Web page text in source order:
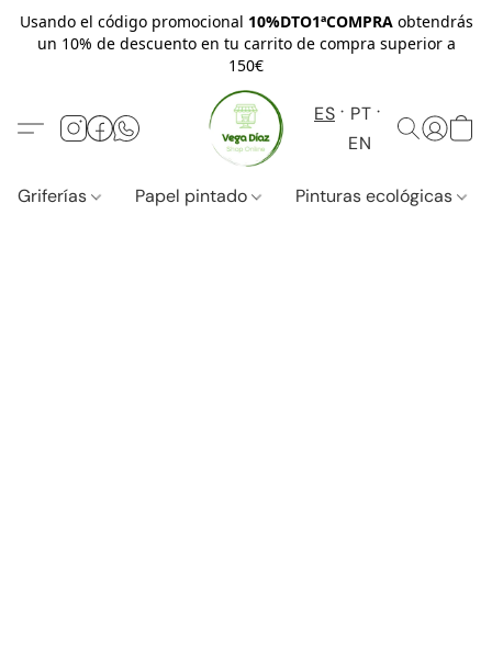
Usando el código promocional 10%DTO1ªCOMPRAobtendrás
un 10% de descuento en tu carrito de compra superior a
150€
ES
PT
EN
Griferías Papel pintado Pinturas ecológicas